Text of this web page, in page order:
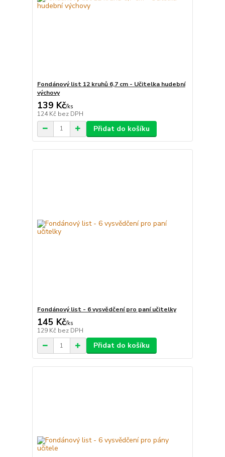
Fondánový list 12 kruhů 6,7 cm - Učitelka hudební
výchovy
139 Kč/ks
124 Kč bez DPH
Přidat do košíku
Fondánový list - 6 vysvědčení pro paní učitelky
145 Kč/ks
129 Kč bez DPH
Přidat do košíku